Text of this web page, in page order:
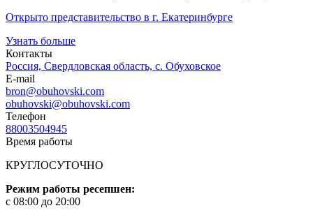
Открыто представительство в г. Екатеринбурге
Узнать больше
Контакты
Россия, Свердловская область, с. Обуховское
E-mail
bron@obuhovski.com
obuhovski@obuhovski.com
Телефон
88003504945
Время работы
КРУГЛОСУТОЧНО
Режим работы ресепшен:
с 08:00 до 20:00